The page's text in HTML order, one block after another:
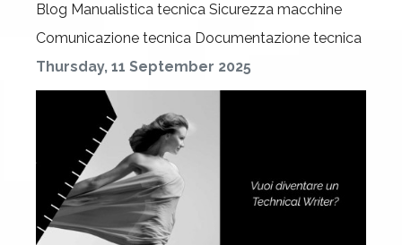
Blog Manualistica tecnica Sicurezza macchine
Comunicazione tecnica Documentazione tecnica
Thursday, 11 September 2025